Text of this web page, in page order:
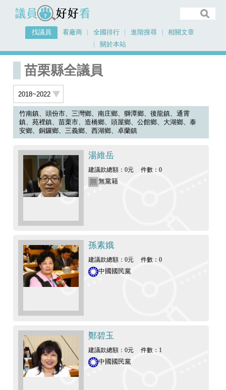
議員好好看
找議員 看廠商 全國排行 進階搜尋
相關文章
關於本站
首頁
苗栗縣全議員
竹南鎮、頭份市、三灣鄉、南庄鄉、獅潭鄉、後龍鎮、通霄
鎮、苑裡鎮、苗栗市、造橋鄉、頭屋鄉、公館鄉、大湖鄉、泰
安鄉、銅鑼鄉、三義鄉、西湖鄉、卓蘭鎮
湯維岳
建議款總額：0元 件數：0
無黨籍
孫素娥
建議款總額：0元 件數：0
中國國民黨
鄭碧玉
建議款總額：0元 件數：1
中國國民黨